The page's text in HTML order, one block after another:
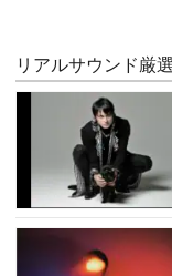
リアルサウンド厳